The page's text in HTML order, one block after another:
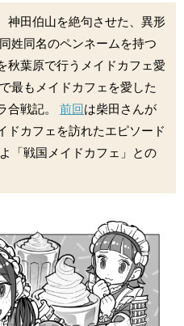
集
部
神田伯山を絶句させた、異形
姓同名のペンネームを持つ
秋葉原で行うメイドカフェ愛
最もメイドカフェを愛した
合戦記。 前回は柴田さんが
ドカフェを訪れたエピソード
「戦国メイドカフェ」との